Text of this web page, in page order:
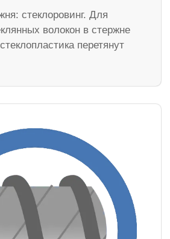
стеклоровинг. Для
волокон в стержне
перетянут